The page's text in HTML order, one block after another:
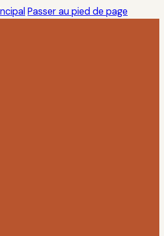
Passer au pied de page